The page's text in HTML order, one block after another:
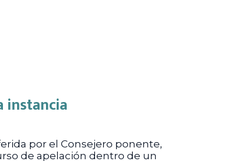
instancia
por el Consejero ponente,
de apelación dentro de un